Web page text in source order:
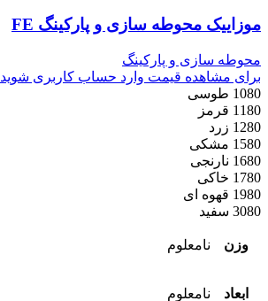
موزاییک محوطه سازی و پارکینگ FE
محوطه سازی و پارکینگ
برای مشاهده قیمت وارد حساب کاربری شوید
1080 طوسی
1180 قرمز
1280 زرد
1580 مشکی
1680 نارنجی
1780 خاکی
1980 قهوه ای
3080 سفید
وزن نامعلوم
ابعاد نامعلوم